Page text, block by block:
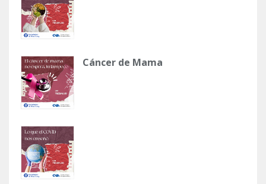
Cáncer de Mama